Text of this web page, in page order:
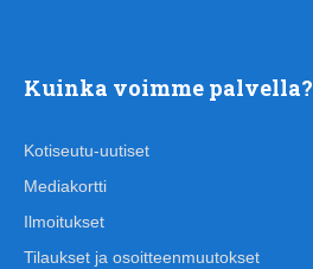
Kuinka voimme palvella?
Kotiseutu-uutiset
Mediakortti
Ilmoitukset
Tilaukset ja osoitteenmuutokset